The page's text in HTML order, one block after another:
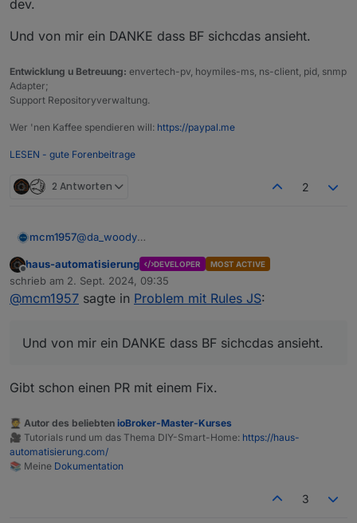
dev.
Und von mir ein DANKE dass BF sichcdas ansieht.
Entwicklung u Betreuung: envertech-pv, hoymiles-ms, ns-client, pid, snmp
Adapter;
Support Repositoryverwaltung.
Wer 'nen Kaffee spendieren will: https://paypal.me
LESEN - gute Forenbeitrage
2 Antworten 2
mcm1957@da_woody
Bluefox bekommt soviele Github Mails dass er diese
nicht lesen kann. Ich hab zeitweise auch bis zu 1000
Mails v Github an einem Tag. Noch schaff ich es mit
ausschliessen.Aber ich verstehe voll wenn Bluefox
Lange Rede kurzer Sinn
Bedarfsfall bitte ein höfliches Ping via Telegram an
Offline
haus-automatisierung DEVELOPER MOST ACTIVE
schrieb am 2. Sept. 2024, 09:35
zuletzt editiert von
@mcm1957 sagte in Problem mit Rules JS:
Und von mir ein DANKE dass BF sichcdas ansieht.
Gibt schon einen PR mit einem Fix.
🧑‍🎓 Autor des beliebten ioBroker-Master-Kurses
🎥 Tutorials rund um das Thema DIY-Smart-Home: https://haus-
automatisierung.com/
📚 Meine Dokumentation
3